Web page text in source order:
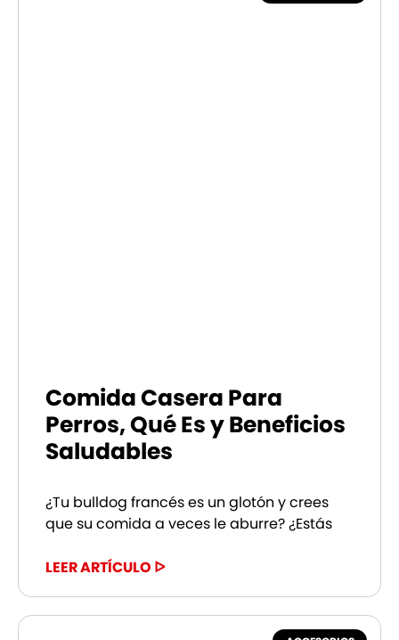
Comida Casera Para
Perros, Qué Es y Beneficios
Saludables
¿Tu bulldog francés es un glotón y crees
que su comida a veces le aburre? ¿Estás
LEER ARTÍCULO ᐅ